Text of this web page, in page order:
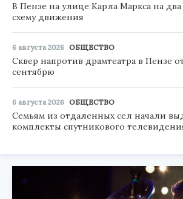
В Пензе на улице Карла Маркса на
схему движения
6 августа 2026 ОБЩЕСТВО
Сквер напротив драмтеатра в Пензе
сентябрю
6 августа 2026 ОБЩЕСТВО
Семьям из отдаленных сел начали
комплекты спутникового